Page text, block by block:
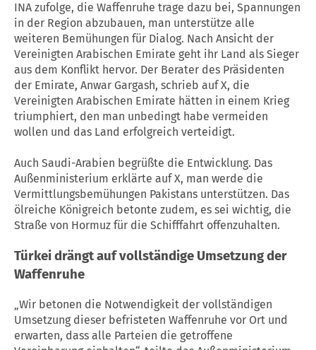
INA zufolge, die Waffenruhe trage dazu bei, Spannungen
in der Region abzubauen, man unterstütze alle
weiteren Bemühungen für Dialog. Nach Ansicht der
Vereinigten Arabischen Emirate geht ihr Land als Sieger
aus dem Konflikt hervor. Der Berater des Präsidenten
der Emirate, Anwar Gargash, schrieb auf X, die
Vereinigten Arabischen Emirate hätten in einem Krieg
triumphiert, den man unbedingt habe vermeiden
wollen und das Land erfolgreich verteidigt.
Auch Saudi-Arabien begrüßte die Entwicklung. Das
Außenministerium erklärte auf X, man werde die
Vermittlungsbemühungen Pakistans unterstützen. Das
ölreiche Königreich betonte zudem, es sei wichtig, die
Straße von Hormuz für die Schifffahrt offenzuhalten.
Türkei drängt auf vollständige Umsetzung der
Waffenruhe
„Wir betonen die Notwendigkeit der vollständigen
Umsetzung dieser befristeten Waffenruhe vor Ort und
erwarten, dass alle Parteien die getroffene